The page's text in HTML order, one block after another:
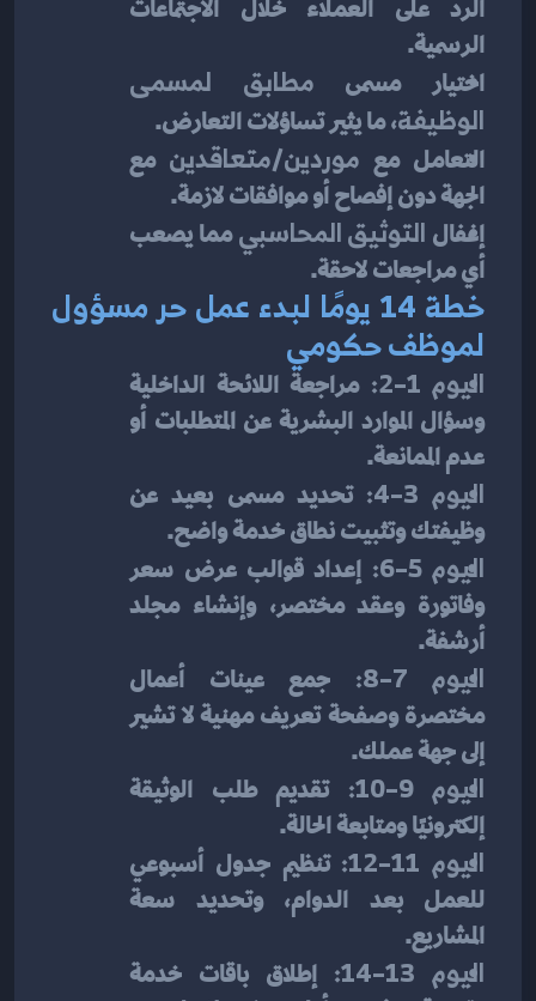
الرسمية.
اختيار مسمى
الوظيفة، ما يثير تساؤلات التعارض.
التعامل مع موردين/متعاقدين مع
الجهة دون إفصاح أو موافقات لازمة.
إغفال التوثيق المحاسبي
أي مراجعات لاحقة.
لموظف حكومي
اليوم 1–2: مراجعة اللائحة الداخلية
عدم الممانعة.
اليوم 3–4:
وظيفتك وتثبيت نطاق خدمة واضح.
اليوم 5–6: إعداد قوالب عرض سعر
وفاتورة وعقد مختصر، وإنشاء مجلد
أرشفة.
اليوم 7–8:
مختصرة وصفحة تعريف مهنية لا تشير
إلى جهة عملك.
اليوم 9–10: تقديم طلب الوثيقة
إلكترونيًا ومتابعة الحالة.
اليوم 11–12:
للعمل بعد الدوام، وتحديد سعة
المشاريع.
اليوم 13–14: إطلاق باقات خدمة